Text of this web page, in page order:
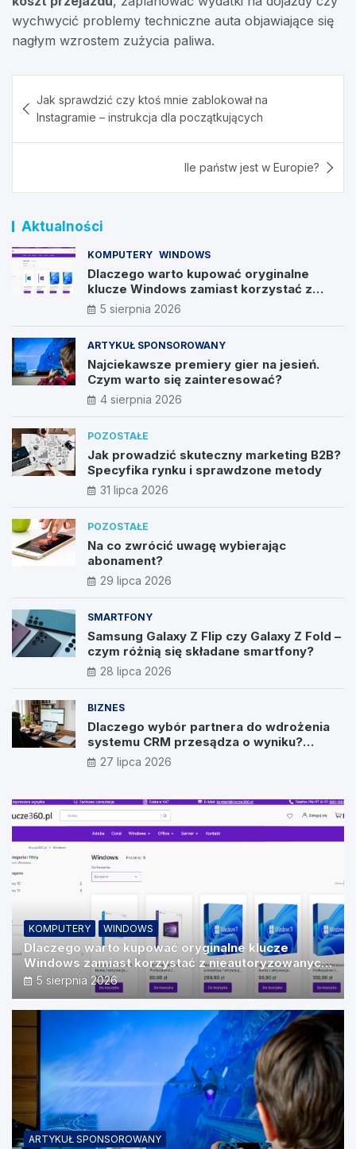
wychwycić problemy techniczne auta objawiające się
nagłym wzrostem zużycia paliwa.
wpisu
Jak sprawdzić czy ktoś mnie zablokował na
Instagramie – instrukcja dla początkujących
Ile państw jest w Europie?
Aktualności
KOMPUTERY WINDOWS
Dlaczego warto kupować oryginalne
klucze Windows zamiast korzystać z
nieautoryzowanych źródeł?
5 sierpnia 2026
ARTYKUŁ SPONSOROWANY
Najciekawsze premiery gier na jesień.
Czym warto się zainteresować?
4 sierpnia 2026
POZOSTAŁE
Jak prowadzić skuteczny marketing B2B?
Specyfika rynku i sprawdzone metody
31 lipca 2026
POZOSTAŁE
Na co zwrócić uwagę wybierając
abonament?
29 lipca 2026
SMARTFONY
Samsung Galaxy Z Flip czy Galaxy Z Fold –
czym różnią się składane smartfony?
28 lipca 2026
BIZNES
Dlaczego wybór partnera do wdrożenia
systemu CRM przesądza o wyniku?
Wywiad z Pawłem Prymakowskim, CEO IT
Vision
27 lipca 2026
KOMPUTERY WINDOWS
Dlaczego warto kupować oryginalne klucze
Windows zamiast korzystać z nieautoryzowanych
źródeł?
5 sierpnia 2026
ARTYKUŁ SPONSOROWANY